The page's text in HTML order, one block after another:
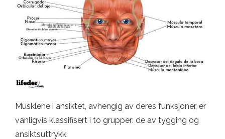
Musklene i ansiktet, avhengig av deres funksjoner, er
vanligvis klassifisert i to grupper: de av tygging og
ansiktsuttrykk.